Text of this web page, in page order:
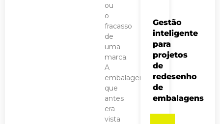
ou
o
fracasso
de
uma
marca.
A
embalagem,
que
antes
era
vista
Gestão
inteligente
para
projetos
de
redesenho
de
embalagens